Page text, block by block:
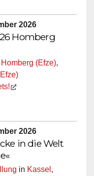
2026
Homberg
Homberg (Efze),
2026
in die Welt
in Kassel ,